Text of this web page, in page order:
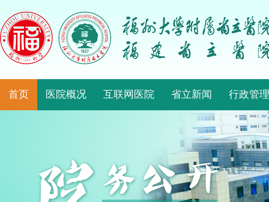
首页 医院概况 互联网医院 省立新闻 行政管理